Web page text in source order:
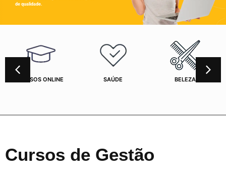
de qualidade.
CURSOS ONLINE SAÚDE BELEZA
Cursos de Gestão